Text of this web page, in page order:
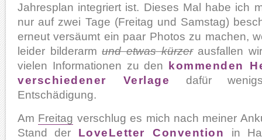
Jahresplan integriert ist. Dieses Mal habe ich
nur auf zwei Tage (Freitag und Samstag)
erneut versäumt ein paar Photos zu machen,
leider bilderarmund etwas kürzerausfallen
vielen Informationen zu den kommenden
verschiedener Verlage dafür
Entschädigung.
Am Freitag verschlug es mich nach meiner
Stand der LoveLetter Convention
in